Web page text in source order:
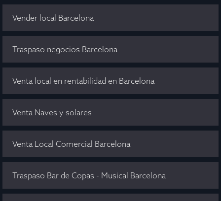
Vender local Barcelona
Traspaso negocios Barcelona
Venta local en rentabilidad en Barcelona
Venta Naves y solares
Venta Local Comercial Barcelona
Traspaso Bar de Copas - Musical Barcelona